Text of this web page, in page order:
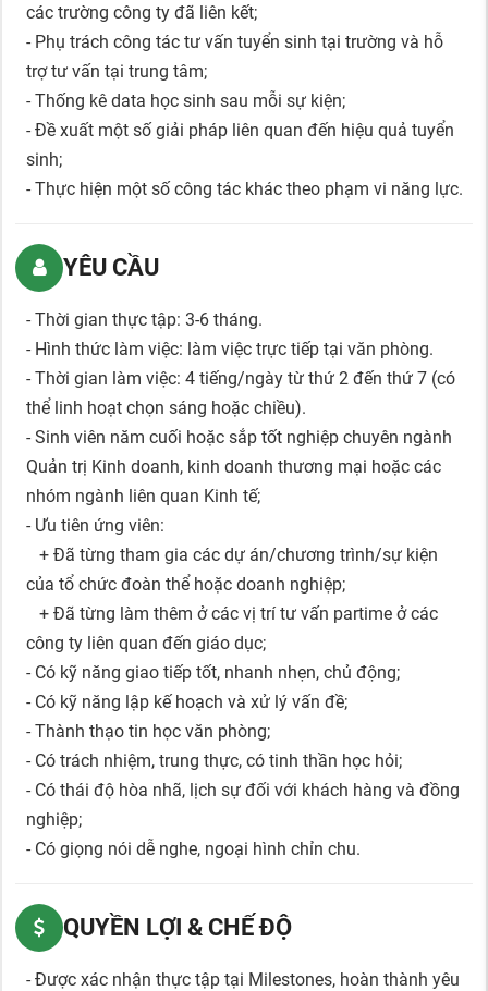
các trường công ty đã liên kết;
- Phụ trách công tác tư vấn tuyển sinh tại trường và hỗ
trợ tư vấn tại trung tâm;
- Thống kê data học sinh sau mỗi sự kiện;
- Đề xuất một số giải pháp liên quan đến hiệu quả tuyển
sinh;
- Thực hiện một số công tác khác theo phạm vi năng lực.
YÊU CẦU
- Thời gian thực tập: 3-6 tháng.
- Hình thức làm việc: làm việc trực tiếp tại văn phòng.
- Thời gian làm việc: 4 tiếng/ngày từ thứ 2 đến thứ 7 (có
thể linh hoạt chọn sáng hoặc chiều).
- Sinh viên năm cuối hoặc sắp tốt nghiệp chuyên ngành
Quản trị Kinh doanh, kinh doanh thương mại hoặc các
nhóm ngành liên quan Kinh tế;
- Ưu tiên ứng viên:
+ Đã từng tham gia các dự án/chương trình/sự kiện
của tổ chức đoàn thể hoặc doanh nghiệp;
+ Đã từng làm thêm ở các vị trí tư vấn partime ở các
công ty liên quan đến giáo dục;
- Có kỹ năng giao tiếp tốt, nhanh nhẹn, chủ động;
- Có kỹ năng lập kế hoạch và xử lý vấn đề;
- Thành thạo tin học văn phòng;
- Có trách nhiệm, trung thực, có tinh thần học hỏi;
- Có thái độ hòa nhã, lịch sự đối với khách hàng và đồng
nghiệp;
- Có giọng nói dễ nghe, ngoại hình chỉn chu.
QUYỀN LỢI & CHẾ ĐỘ
- Được xác nhận thực tập tại Milestones, hoàn thành yêu